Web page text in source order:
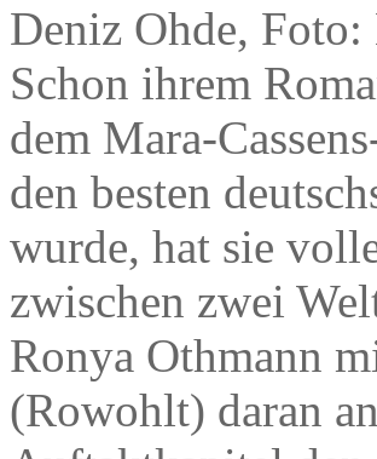
Deniz Ohde,
Schon ihrem
dem Mara-
den besten
wurde, hat sie
zwischen zwei
Ronya Othmann
(Rowohlt) daran